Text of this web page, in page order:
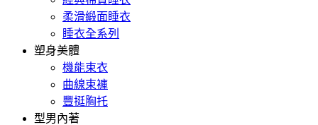
柔滑緞面睡衣
睡衣全系列
塑身美體
機能束衣
曲線束褲
豐挺胸托
型男內著